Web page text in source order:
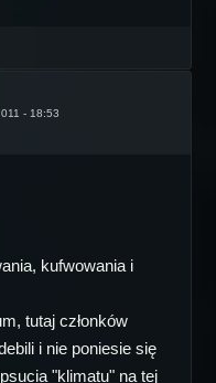
- 18:53
kufwowania i
tutaj członków
i nie poniesie się
"klimatu" na tej